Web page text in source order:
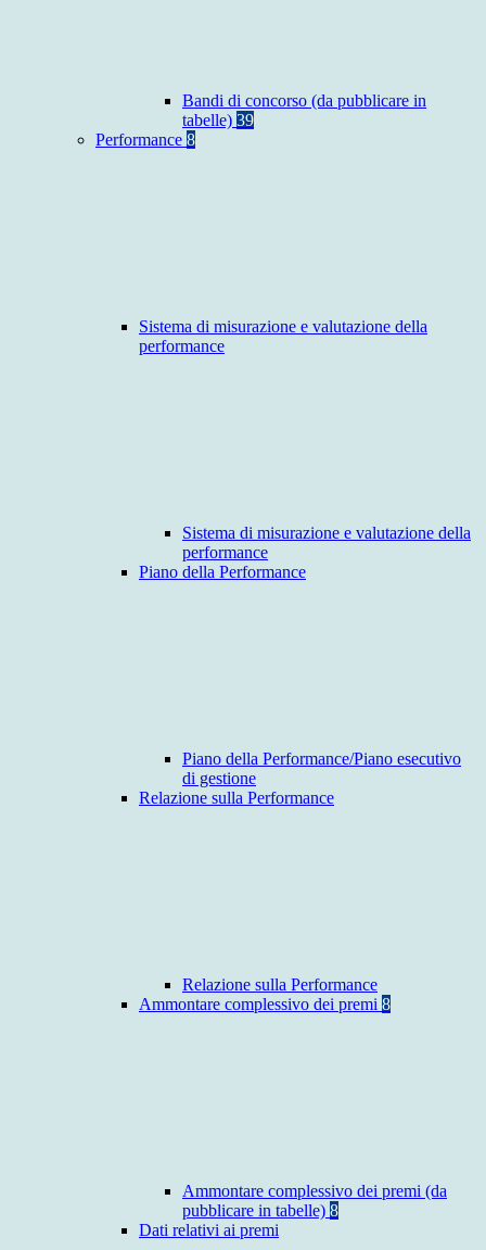
Bandi di concorso (da pubblicare in
tabelle) 39
Performance 8
Sistema di misurazione e valutazione della
performance
Sistema di misurazione e valutazione della
performance
Piano della Performance
Piano della Performance/Piano esecutivo
di gestione
Relazione sulla Performance
Relazione sulla Performance
Ammontare complessivo dei premi 8
Ammontare complessivo dei premi (da
pubblicare in tabelle) 8
Dati relativi ai premi